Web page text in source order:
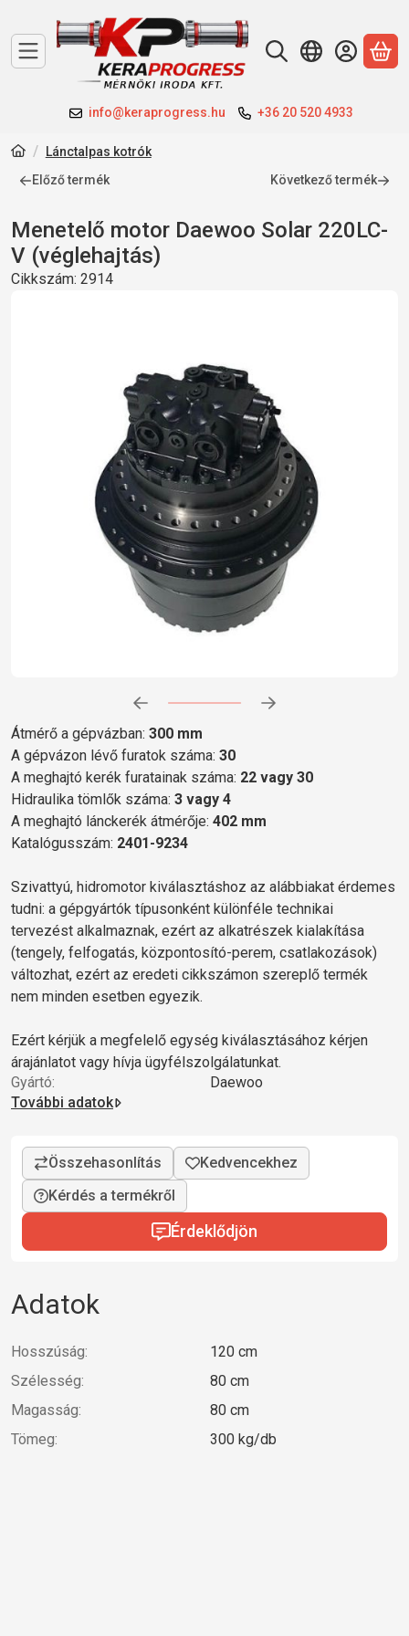
info@keraprogress.hu +36 20 520 4933
A
Lánctalpas kotrók
Előző termék
Következő termék
Menetelő motor Daewoo Solar 220LC-
V (véglehajtás)
Cikkszám: 2914
Átmérő a gépvázban: 300 mm
A gépvázon lévő furatok száma: 30
A meghajtó kerék furatainak száma: 22 vagy 30
Hidraulika tömlők száma: 3 vagy 4
A meghajtó lánckerék átmérője: 402 mm
Katalógusszám: 2401-9234
Szivattyú, hidromotor kiválasztáshoz az alábbiakat érdemes
tudni: a gépgyártók típusonként különféle technikai
tervezést alkalmaznak, ezért az alkatrészek kialakítása
(tengely, felfogatás, központosító-perem, csatlakozások)
változhat, ezért az eredeti cikkszámon szereplő termék
nem minden esetben egyezik.
Ezért kérjük a megfelelő egység kiválasztásához kérjen
árajánlatot vagy hívja ügyfélszolgálatunkat.
Gyártó:
Daewoo
További adatok
Kérdés a termékről
Érdeklődjön
Adatok
Hosszúság:
120 cm
Szélesség:
80 cm
Magasság:
80 cm
Tömeg:
300 kg/db